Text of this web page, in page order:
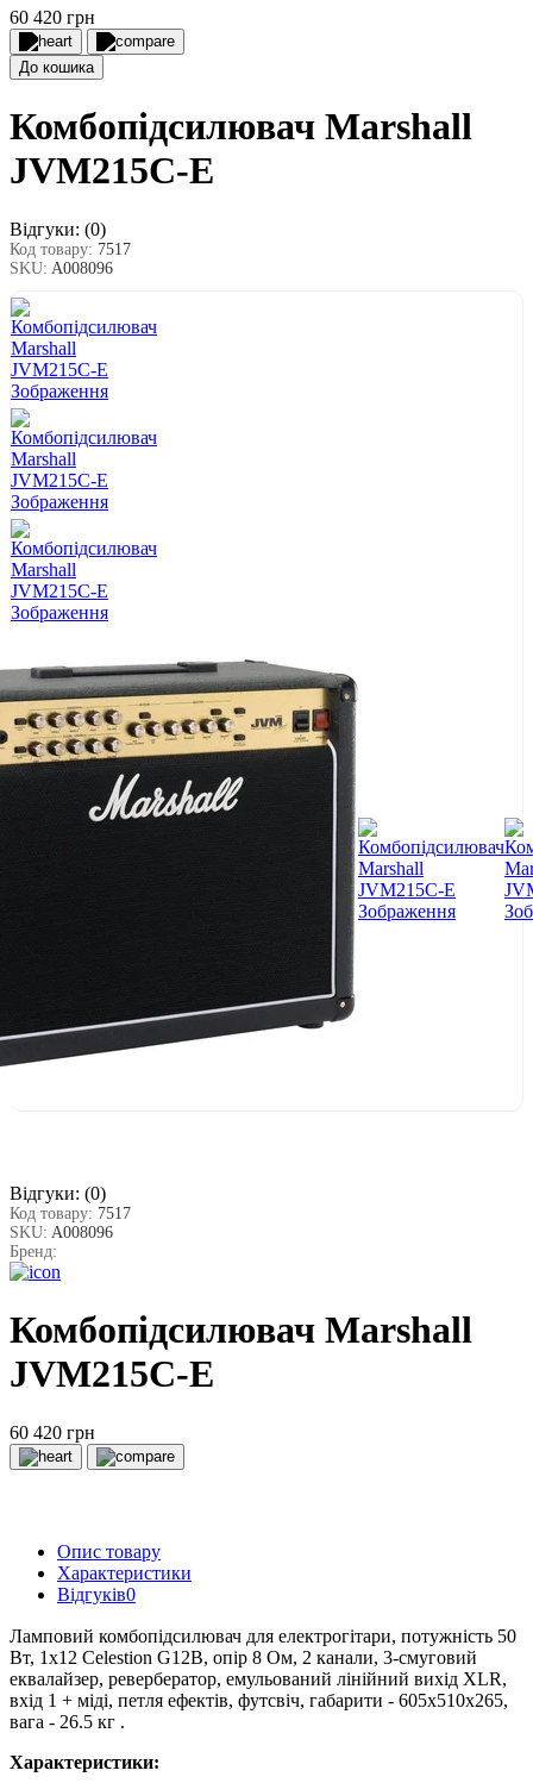
60 420 грн
До кошика
Комбопідсилювач Marshall
JVM215C-E
Відгуки: (0)
Код товару: 7517
SKU: A008096
Відгуки: (0)
Код товару: 7517
SKU: A008096
Бренд:
Комбопідсилювач Marshall
JVM215C-E
60 420 грн
Опис товару
Характеристики
Відгуків0
Ламповий комбопідсилювач для електрогітари, потужність 50
Вт, 1x12 Celestion G12B, опір 8 Ом, 2 канали, 3-смуговий
еквалайзер, ревербератор, емульований лінійний вихід XLR,
вхід 1 + міді, петля ефектів, футсвіч, габарити - 605x510x265,
вага - 26.5 кг .
Характеристики: